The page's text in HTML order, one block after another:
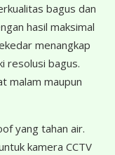
bagus dan
hasil maksimal
menangkap
resolusi bagus.
malam maupun
yang tahan air.
kamera CCTV